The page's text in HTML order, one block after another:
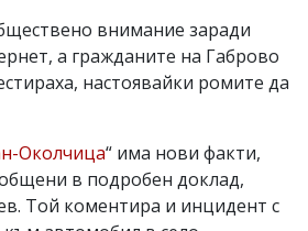
внимание заради
а гражданите на Габрово
настоявайки ромите да
Околчица“ има нови факти,
в подробен доклад,
Той коментира и инцидент с